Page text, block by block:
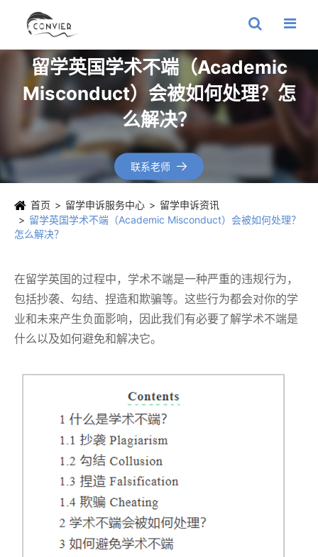
留学英国学术不端（Academic
Misconduct）会被如何处理？怎
么解决？
联系老师 
首页 留学申诉服务中心
留学申诉资讯
留学英国学术不端（Academic Misconduct）会被如何处理？
怎么解决？
在留学英国的过程中，学术不端是一种严重的违规行为，
包括抄袭、勾结、捏造和欺骗等。这些行为都会对你的学
业和未来产生负面影响，因此我们有必要了解学术不端是
什么以及如何避免和解决它。